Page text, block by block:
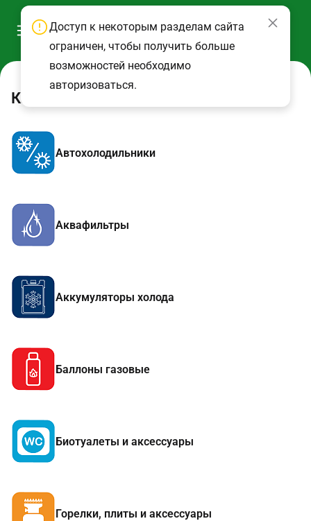
Каталог
Автохолодильники
Аквафильтры
Аккумуляторы холода
Баллоны газовые
Биотуалеты и аксессуары
Горелки, плиты и аксессуары
Доступ к некоторым разделам сайта
ограничен, чтобы получить больше
возможностей необходимо
авторизоваться.